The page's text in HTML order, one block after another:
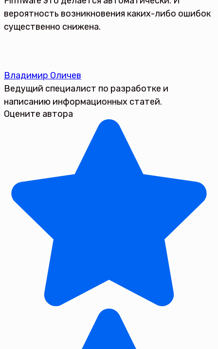
вероятность возникновения каких-либо ошибок
существенно снижена.
Владимир Оличев
Ведущий специалист по разработке и
написанию информационных статей.
Оцените автора